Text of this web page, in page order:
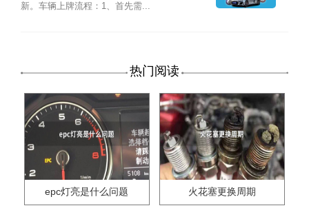
新。车辆上牌流程：1、首先需...
热门阅读
epc灯亮是什么问题 火花塞更换周期